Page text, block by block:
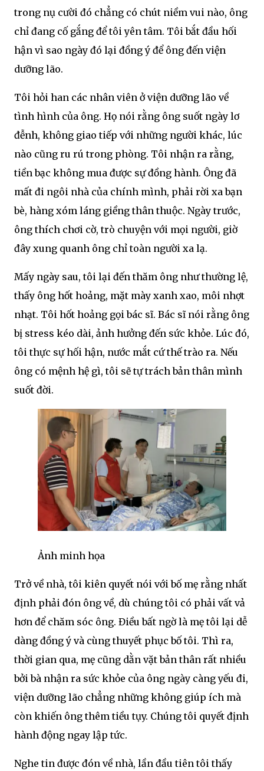
trong nụ cười đó chẳng có chút niềm vui nào, ông
chỉ đang cố gắng để tôi yên tâm. Tôi bắt đầu hối
hận vì sao ngày đó lại đồng ý để ông đến viện
dưỡng lão.
Tôi hỏi han các nhân viên ở viện dưỡng lão về
tình hình của ông. Họ nói rằng ông suốt ngày lơ
đễnh, không giao tiếp với những người khác, lúc
nào cũng ru rú trong phòng. Tôi nhận ra rằng,
tiền bạc không mua được sự đồng hành. Ông đã
mất đi ngôi nhà của chính mình, phải rời xa bạn
bè, hàng xóm láng giềng thân thuộc. Ngày trước,
ông thích chơi cờ, trò chuyện với mọi người, giờ
đây xung quanh ông chỉ toàn người xa lạ.
Mấy ngày sau, tôi lại đến thăm ông như thường lệ,
thấy ông hốt hoảng, mặt mày xanh xao, môi nhợt
nhạt. Tôi hốt hoảng gọi bác sĩ. Bác sĩ nói rằng ông
bị stress kéo dài, ảnh hưởng đến sức khỏe. Lúc đó,
tôi thực sự hối hận, nước mắt cứ thế trào ra. Nếu
ông có mệnh hệ gì, tôi sẽ tự trách bản thân mình
suốt đời.
Ảnh minh họa
Trở về nhà, tôi kiên quyết nói với bố mẹ rằng nhất
định phải đón ông về, dù chúng tôi có phải vất vả
hơn để chăm sóc ông. Điều bất ngờ là mẹ tôi lại dễ
dàng đồng ý và cùng thuyết phục bố tôi. Thì ra,
thời gian qua, mẹ cũng dằn vặt bản thân rất nhiều
bởi bà nhận ra sức khỏe của ông ngày càng yếu đi,
viện dưỡng lão chẳng những không giúp ích mà
còn khiến ông thêm tiều tụy. Chúng tôi quyết định
hành động ngay lập tức.
Nghe tin được đón về nhà, lần đầu tiên tôi thấy